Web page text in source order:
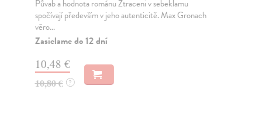
Půvab a hodnota románu Ztraceni v sebeklamu
spočívají především v jeho autenticitě. Max Gronach
věro...
Zasielame do 12 dní
10,48 €
10,80 € ?